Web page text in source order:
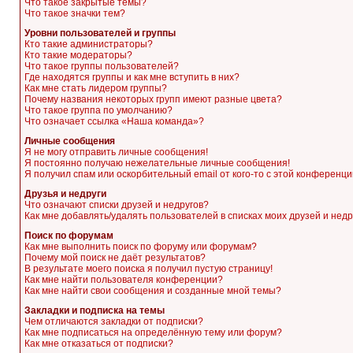
Что такое закрытые темы?
Что такое значки тем?
Уровни пользователей и группы
Кто такие администраторы?
Кто такие модераторы?
Что такое группы пользователей?
Где находятся группы и как мне вступить в них?
Как мне стать лидером группы?
Почему названия некоторых групп имеют разные цвета?
Что такое группа по умолчанию?
Что означает ссылка «Наша команда»?
Личные сообщения
Я не могу отправить личные сообщения!
Я постоянно получаю нежелательные личные сообщения!
Я получил спам или оскорбительный email от кого-то с этой
Друзья и недруги
Что означают списки друзей и недругов?
Как мне добавлять/удалять пользователей в списках моих друзей и
Поиск по форумам
Как мне выполнить поиск по форуму или форумам?
Почему мой поиск не даёт результатов?
В результате моего поиска я получил пустую страницу!
Как мне найти пользователя конференции?
Как мне найти свои сообщения и созданные мной темы?
Закладки и подписка на темы
Чем отличаются закладки от подписки?
Как мне подписаться на определённую тему или форум?
Как мне отказаться от подписки?